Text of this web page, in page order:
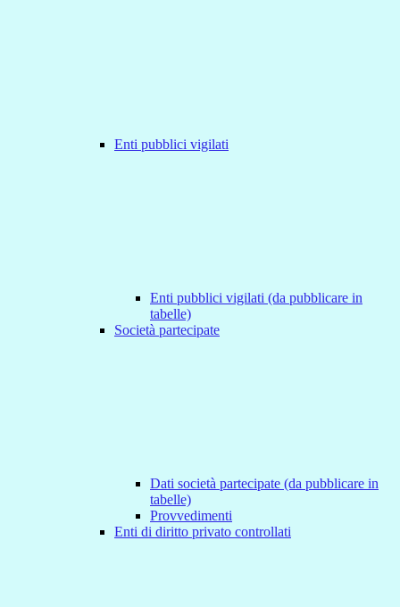
Enti pubblici vigilati
Enti pubblici vigilati (da pubblicare in
tabelle)
Società partecipate
Dati società partecipate (da pubblicare in
tabelle)
Provvedimenti
Enti di diritto privato controllati